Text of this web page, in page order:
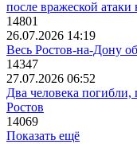
после вражеской атаки
14801
26.07.2026 14:19
Весь Ростов-на-Дону
14347
27.07.2026 06:52
Два человека
Ростов
14069
Показать ещё